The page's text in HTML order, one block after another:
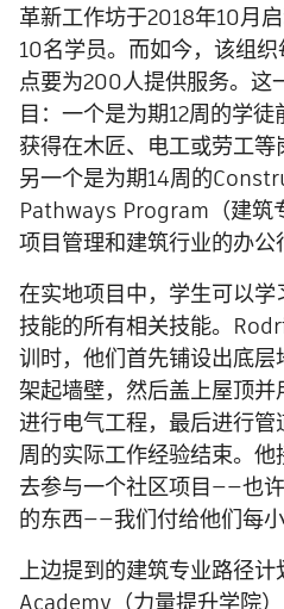
革新工作坊于2018年10月
10名学员。而如今，该组
点要为200人提供服务。这
目：一个是为期12周的学
获得在木匠、电工或劳工等
另一个是为期14周的
Pathways Program（建筑
项目管理和建筑行业的办公
在实地项目中，学生可以
技能的所有相关技能。
训时，他们首先铺设出底
架起墙壁，然后盖上屋顶
进行电气工程，最后进行
周的实际工作经验结束。
去参与一个社区项目——也
的东西——我们付给他们每
上边提到的建筑专业路径
Academy（力量提升学院